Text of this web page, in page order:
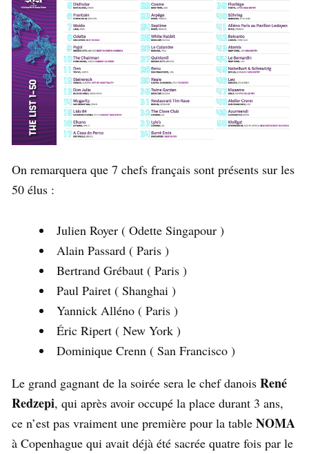
On remarquera que 7 chefs français sont présents sur les
50 élus :
Julien Royer ( Odette Singapour )
Alain Passard ( Paris )
Bertrand Grébaut ( Paris )
Paul Pairet ( Shanghai )
Yannick Alléno ( Paris )
Éric Ripert ( New York )
Dominique Crenn ( San Francisco )
Le grand gagnant de la soirée sera le chef danois René
Redzepi, qui après avoir occupé la place durant 3 ans,
ce n’est pas vraiment une première pour la table NOMA
à Copenhague qui avait déjà été sacrée quatre fois par le